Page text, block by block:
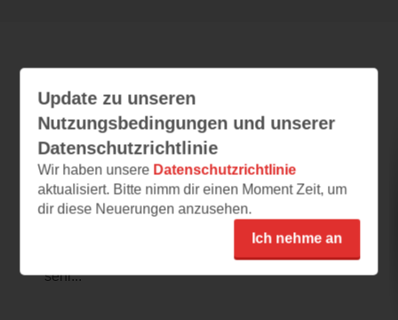
Starling Nights 2
08.01.2024 – 23:51
Spannende Fortsetzung.
Das Cover ist wunderschön und bezaubernd,
ich finde es schlicht und elegant und trotzdem
sehr...
Update zu unseren
Nutzungsbedingungen und unserer
Datenschutzrichtlinie
Wir haben unsere Datenschutzrichtlinie
aktualisiert. Bitte nimm dir einen Moment Zeit, um
dir diese Neuerungen anzusehen.
Ich nehme an